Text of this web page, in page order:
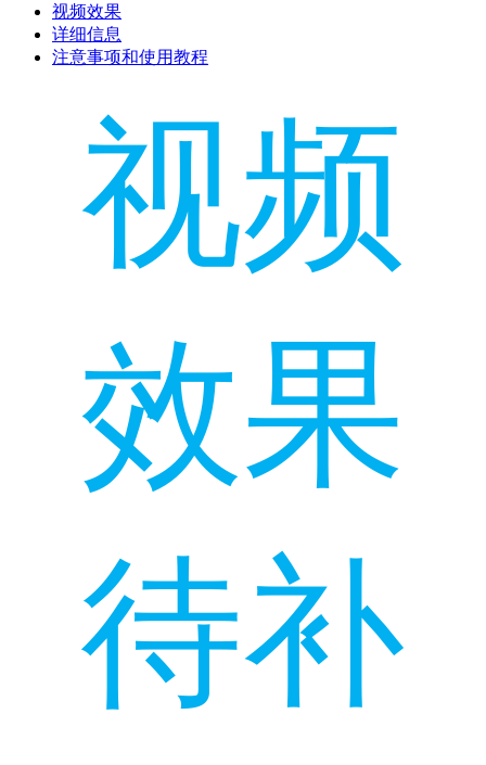
视频效果
详细信息
注意事项和使用教程
视频
效果
待补